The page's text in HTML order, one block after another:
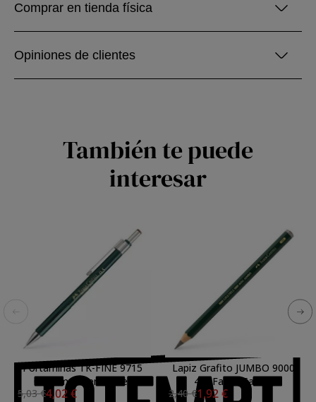
Comprar en tienda física
Opiniones de clientes
También te puede
interesar
Portaminas TK-FINE 9715
0.5 mm Faber-Castell
5,03 €4,02 €
Lapiz Grafito JUMBO 9000
4B, Faber-Castell
2,40 €1,92 €